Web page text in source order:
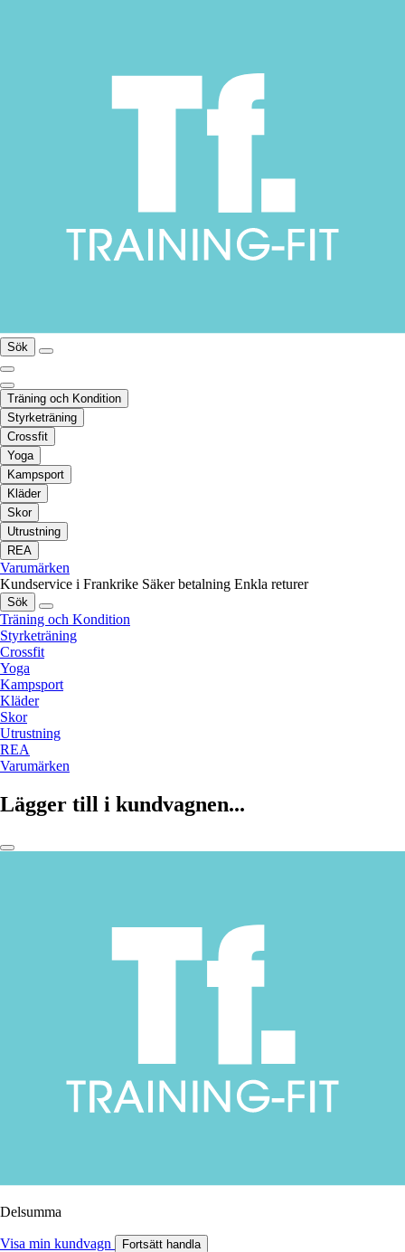
Sök
Träning och Kondition
Styrketräning
Crossfit
Yoga
Kampsport
Kläder
Skor
Utrustning
REA
Varumärken
Kundservice i Frankrike Säker betalning Enkla returer
Sök
Träning och Kondition
Styrketräning
Crossfit
Yoga
Kampsport
Kläder
Skor
Utrustning
REA
Varumärken
Lägger till i kundvagnen...
Delsumma
Visa min kundvagn Fortsätt handla